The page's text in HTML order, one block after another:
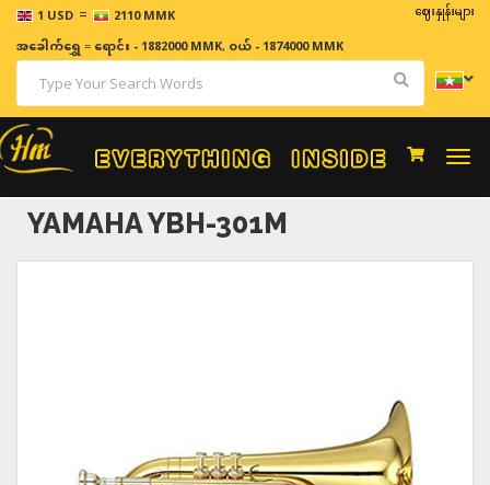
1 USD = 2110 MMK ဈေးနှုန်းများသ
အခေါက်ရွှေ=ရောင်း - 1882000 MMK, ဝယ် - 1874000 MMK
YAMAHA YBH-301M